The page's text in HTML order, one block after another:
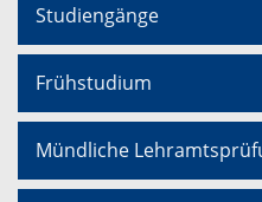
Studiengänge
Frühstudium
Mündliche